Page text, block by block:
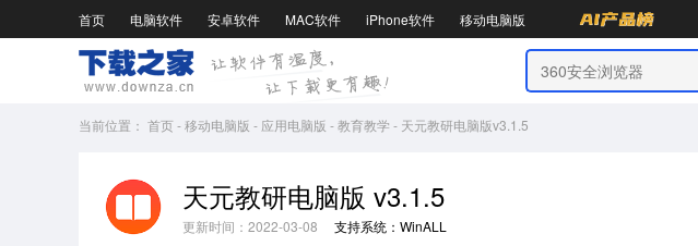
首页 电脑软件 安卓软件 MAC软件 iPhone软件 移动电脑版
当前位置： 首页-移动电脑版 - 应用电脑版 -教育教学 - 天元教研电脑版v3.1.5
天元教研电脑版 v3.1.5
更新时间：2022-03-08 支持系统：WinALL